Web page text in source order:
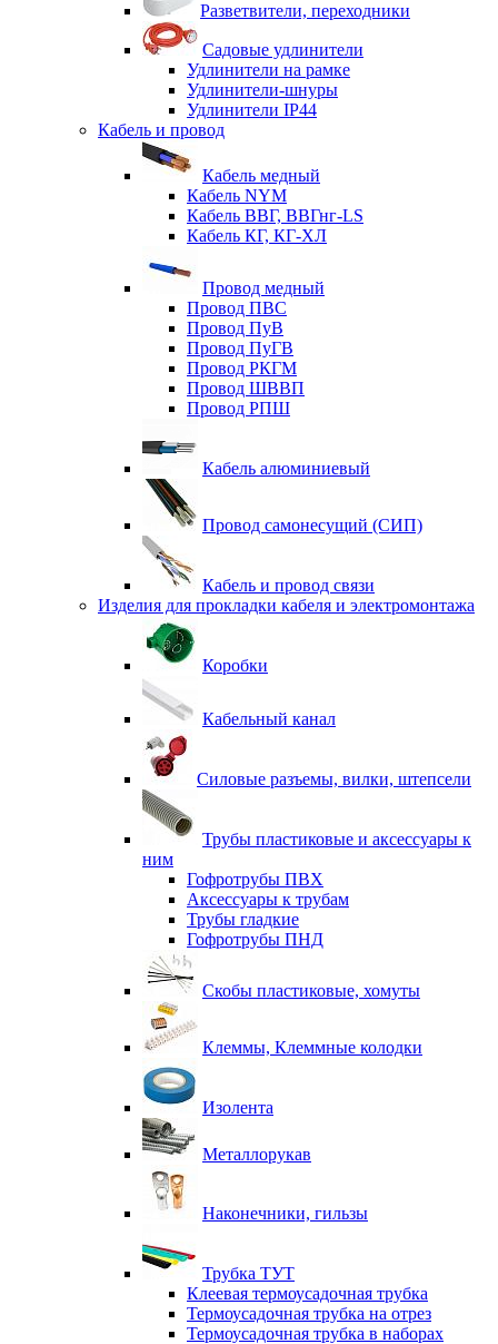
Разветвители, переходники
Садовые удлинители
Удлинители на рамке
Удлинители-шнуры
Удлинители IP44
Кабель и провод
Кабель медный
Кабель NYM
Кабель ВВГ, ВВГнг-LS
Кабель КГ, КГ-ХЛ
Провод медный
Провод ПВС
Провод ПуВ
Провод ПуГВ
Провод РКГМ
Провод ШВВП
Провод РПШ
Кабель алюминиевый
Провод самонесущий (СИП)
Кабель и провод связи
Изделия для прокладки кабеля и электромонтажа
Коробки
Кабельный канал
Силовые разъемы, вилки, штепсели
Трубы пластиковые и аксессуары к
ним
Гофротрубы ПВХ
Аксессуары к трубам
Трубы гладкие
Гофротрубы ПНД
Скобы пластиковые, хомуты
Клеммы, Клеммные колодки
Изолента
Металлорукав
Наконечники, гильзы
Трубка ТУТ
Клеевая термоусадочная трубка
Термоусадочная трубка на отрез
Термоусадочная трубка в наборах